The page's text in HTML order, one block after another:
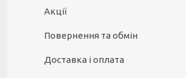
Акції
Повернення та обмін
Доставка і оплата